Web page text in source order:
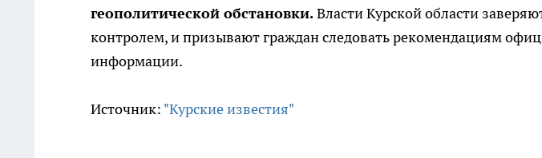
геополитической обстановки.Власти Курской области
контролем, и призывают граждан следовать рекомендациям
информации.
Источник: "Курские известия"